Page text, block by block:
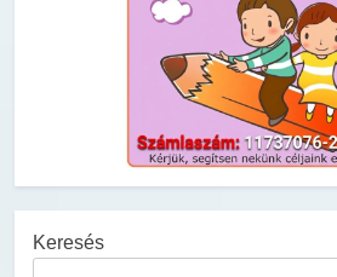
Keresés